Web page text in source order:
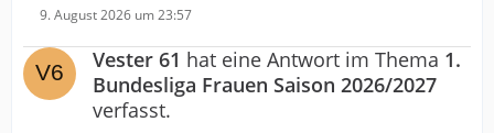
9. August 2026 um 23:57
Vester 61 hat eine Antwort im Thema 1.
Bundesliga Frauen Saison 2026/2027
verfasst.